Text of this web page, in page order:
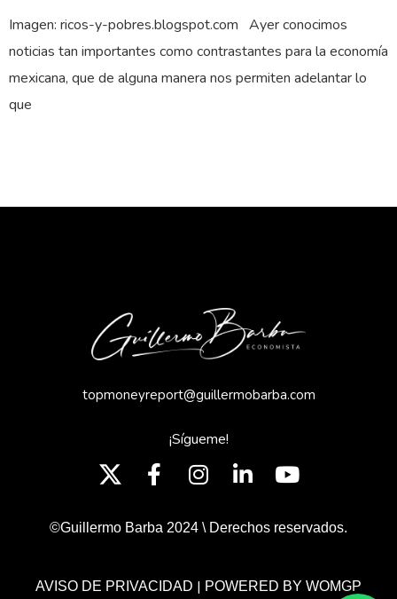
Imagen: ricos-y-pobres.blogspot.com Ayer conocimos
noticias tan importantes como contrastantes para la economía
mexicana, que de alguna manera nos permiten adelantar lo
que
topmoneyreport@guillermobarba.com
¡Sígueme!
©Guillermo Barba 2024 \ Derechos reservados.
AVISO DE PRIVACIDAD | POWERED BY WOMGP